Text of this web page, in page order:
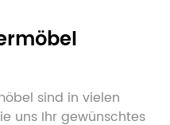
sind in vielen
uns Ihr gewünschtes